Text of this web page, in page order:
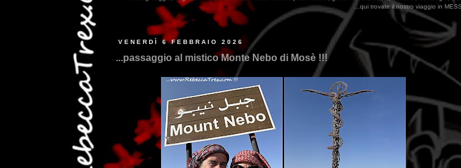
...qui trovate il nostro viaggio in MESSICO 2023...clikka qui !!!
VENERDÌ 6 FEBBRAIO 2026
...passaggio al mistico Monte Nebo di Mosè !!!